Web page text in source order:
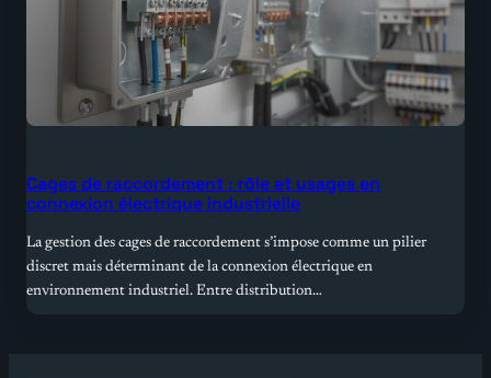
Cages de raccordement : rôle et usages en
connexion électrique industrielle
La gestion des cages de raccordement s’impose comme un pilier
discret mais déterminant de la connexion électrique en
environnement industriel. Entre distribution…